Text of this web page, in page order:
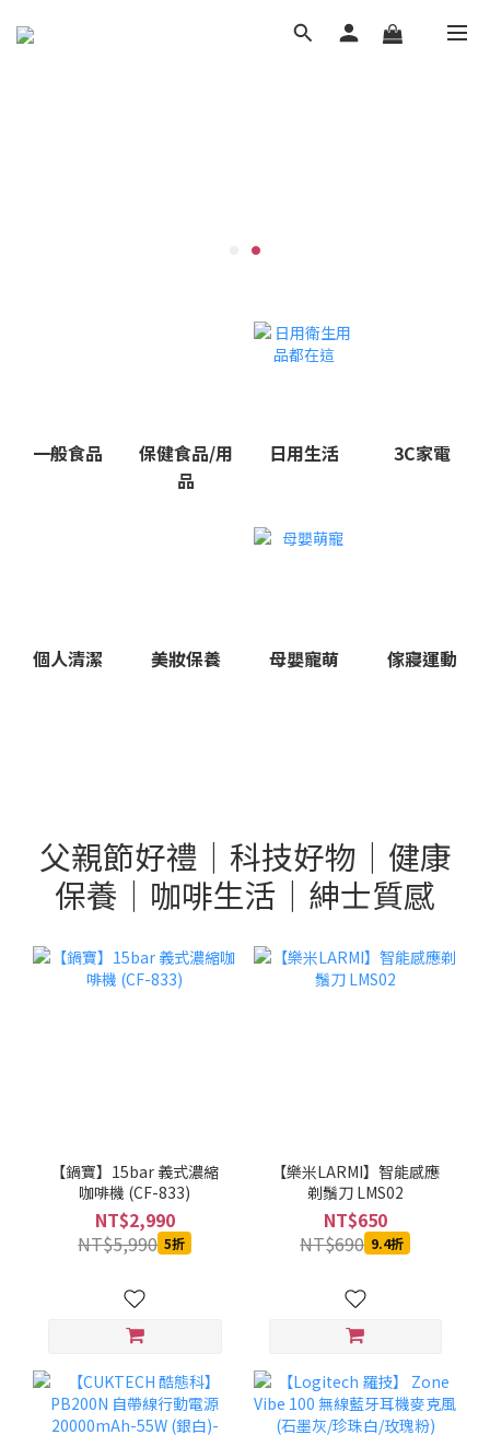
一般食品
保健食品/用
品
日用生活 3C家電
個人清潔 美妝保養 母嬰寵萌 傢寢運動
父親節好禮｜科技好物｜健康
保養｜咖啡生活｜紳士質感
【鍋寶】15bar 義式濃縮
咖啡機 (CF-833)
NT$2,990
NT$5,990 5折
【樂米LARMI】智能感應
剃鬚刀 LMS02
NT$650
NT$690 9.4折